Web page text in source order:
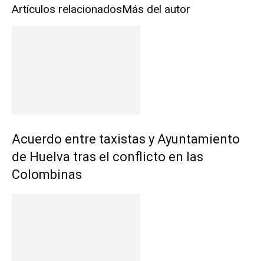
Artículos relacionadosMás del autor
Acuerdo entre taxistas y Ayuntamiento
de Huelva tras el conflicto en las
Colombinas